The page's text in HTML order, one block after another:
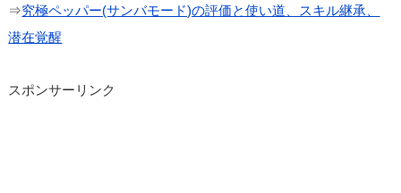
⇒究極ペッパー(サンバモード)の評価と使い道、スキル継承、
潜在覚醒
スポンサーリンク